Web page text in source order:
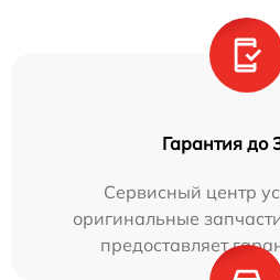
Гарантия до
Сервисный центр
оригинальные
предоставляет